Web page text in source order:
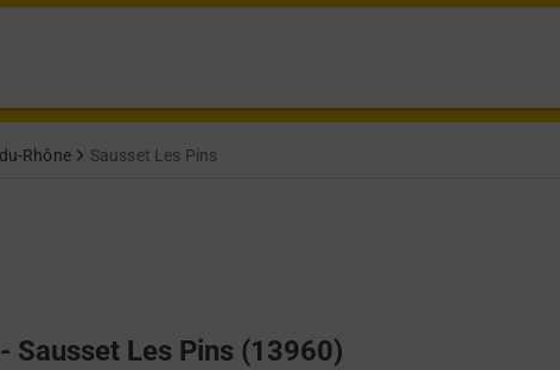
Rhône Sausset Les Pins
Sausset Les Pins (13960)